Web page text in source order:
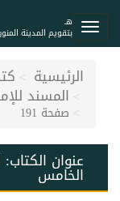
هـ
بتقويم المدينة
الرئيسية
المسند
صفحة 191
عنوان الكتاب:
الخامس